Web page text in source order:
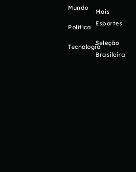
Mundo
Política
Tecnologia
Mais
Esportes
Seleção
Brasileira